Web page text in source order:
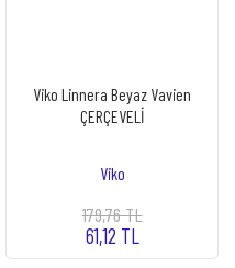
Viko Linnera Beyaz Vavien
ÇERÇEVELİ
Viko
179,76 TL
61,12 TL